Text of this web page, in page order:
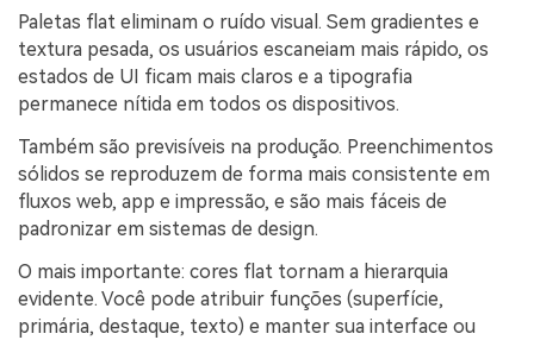
Paletas flat eliminam o ruído visual. Sem gradientes e
textura pesada, os usuários escaneiam mais rápido, os
estados de UI ficam mais claros e a tipografia
permanece nítida em todos os dispositivos.
Também são previsíveis na produção. Preenchimentos
sólidos se reproduzem de forma mais consistente em
fluxos web, app e impressão, e são mais fáceis de
padronizar em sistemas de design.
O mais importante: cores flat tornam a hierarquia
evidente. Você pode atribuir funções (superfície,
primária, destaque, texto) e manter sua interface ou